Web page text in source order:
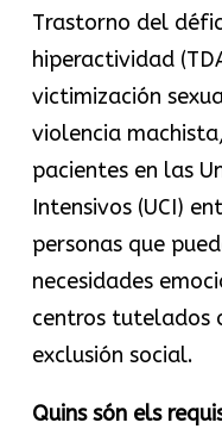
Trastorno del
hiperactividad
victimización
violencia
pacientes en las
Intensivos (UCI)
personas que
necesidades
centros tutelados
exclusión social.
Quins són els